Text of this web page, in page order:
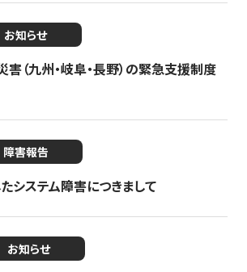
お知らせ
（九州・岐阜・長野）の緊急支援制度
障害報告
システム障害につきまして
お知らせ